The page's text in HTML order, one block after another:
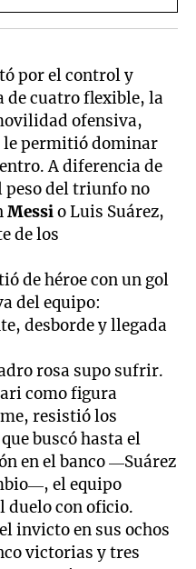
por el control y
de cuatro flexible, la
ofensiva,
le permitió dominar
A diferencia de
peso del triunfo no
Messio Luis Suárez,
de los
de héroe con un gol
del equipo:
desborde y llegada
rosa supo sufrir.
como figura
resistió los
que buscó hasta el
en el banco —Suárez
el equipo
duelo con oficio.
invicto en sus ochos
victorias y tres